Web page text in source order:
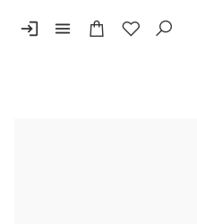
menu
login